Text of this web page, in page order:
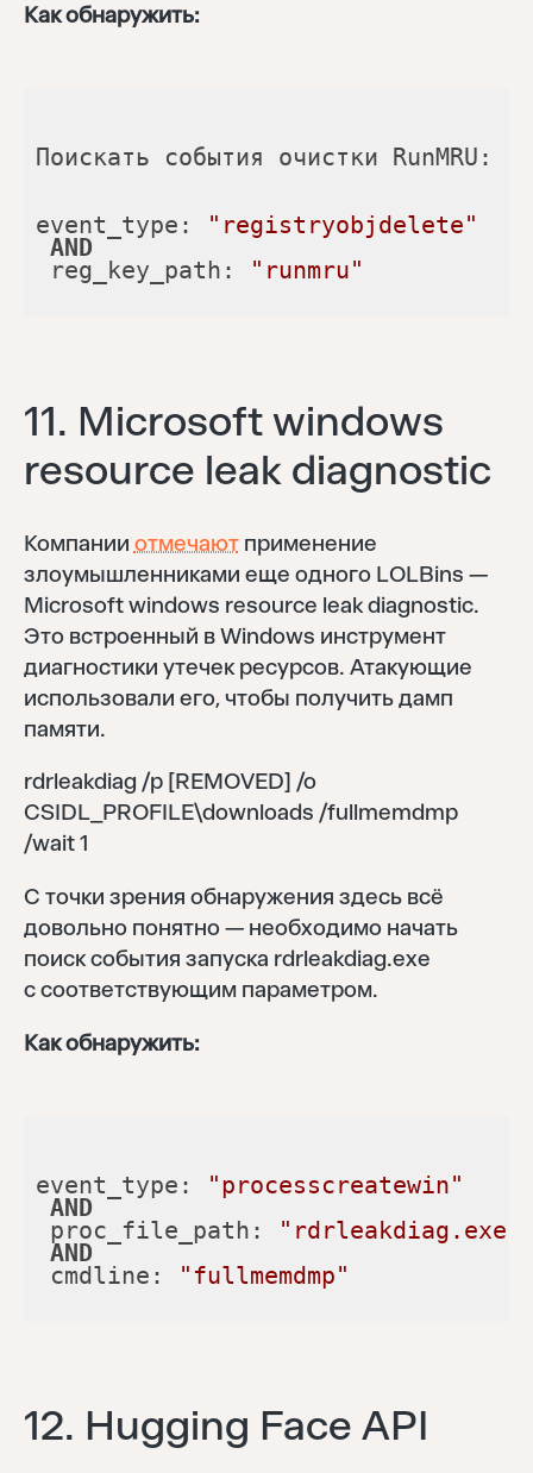
Как обнаружить:
Поискать события очистки RunMRU:
event_type:
"registryobjdelete"
AND
reg_key_path:
"runmru"
11. Microsoft windows
resource leak diagnostic
Компании отмечаютприменение
злоумышленниками еще одного LOLBins —
Microsoft windows resource leak diagnostic.
Это встроенный в Windows инструмент
диагностики утечек ресурсов. Атакующие
использовали его, чтобы получить дамп
памяти.
rdrleakdiag /p [REMOVED] /o
CSIDL_PROFILE\downloads /fullmemdmp
/wait 1
С точки зрения обнаружения здесь всё
довольно понятно — необходимо начать
поиск события запуска rdrleakdiag.exe
с соответствующим параметром.
Как обнаружить:
event_type:
"processcreatewin"
AND
proc_file_path:
"rdrleakdiag.exe"
AND
cmdline:
"fullmemdmp"
12. Hugging Face API